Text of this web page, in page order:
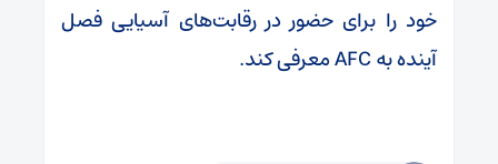
خود را برای حضور در رقابت‌های آسیایی فصل
آینده به AFC معرفی کند.